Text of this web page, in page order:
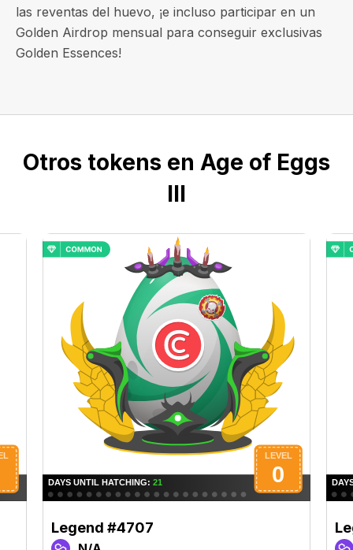
las reventas del huevo, ¡e incluso participar en un
Golden Airdrop mensual para conseguir exclusivas
Golden Essences!
Otros tokens en Age of Eggs
III
Legend #4707